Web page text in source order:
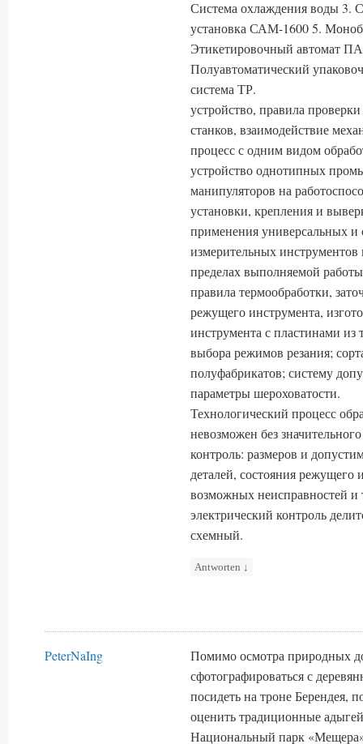
Система охлаждения воды 3.
установка САМ-1600 5.
Этикетировочный автомат
Полуавтоматический
система ТР.
устройство, правила
станков, взаимодействие
процесс с одним видом
устройство однотипных
манипуляторов на
установки, крепления и
применения универсальных
измерительных
пределах выполняемой
правила термообработки,
режущего инструмента,
инструмента с пластинами
выбора режимов резания;
полуфабрикатов; систему
параметры шероховатости.
Технологический процесс
невозможен без
контроль: размеров и
деталей, состояния
возможных неисправностей
электрический контроль
схемный.
Antworten ↓
PeterNaIng
Помимо осмотра природных
сфотографироваться с
посидеть на троне Берендея,
оценить традиционные
Национальный парк